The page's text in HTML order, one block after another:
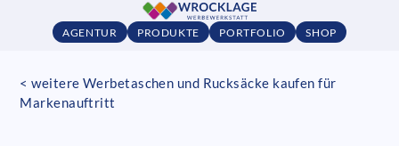
AGENTUR PRODUKTE PORTFOLIO SHOP
< weitere Werbetaschen und Rucksäcke kaufen für
Markenauftritt